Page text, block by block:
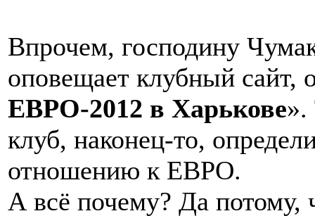
Впрочем, господину
оповещает клубный сайт,
ЕВРО-2012 в Харькове».
клуб, наконец-то,
отношению к ЕВРО.
А всё почему? Да потому,